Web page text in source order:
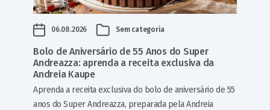
06.08.2026 Sem categoria
Bolo de Aniversário de 55 Anos do Super
Andreazza: aprenda a receita exclusiva da
Andreia Kaupe
Aprenda a receita exclusiva do bolo de aniversário de 55
anos do Super Andreazza, preparada pela Andreia